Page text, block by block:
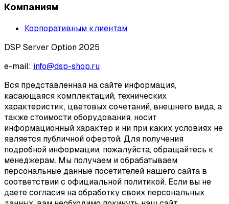
Компаниям
Корпоративным клиентам
DSP Server Option 2025
e-mail: info@dsp-shop.ru
Вся представленная на сайте информация,
касающаяся комплектаций, технических
характеристик, цветовых сочетаний, внешнего вида, а
также стоимости оборудования, носит
информационный характер и ни при каких условиях не
является публичной офертой. Для получения
подробной информации, пожалуйста, обращайтесь к
менеджерам. Мы получаем и обрабатываем
персональные данные посетителей нашего сайта в
соответствии с официальной политикой. Если вы не
даете согласия на обработку своих персональных